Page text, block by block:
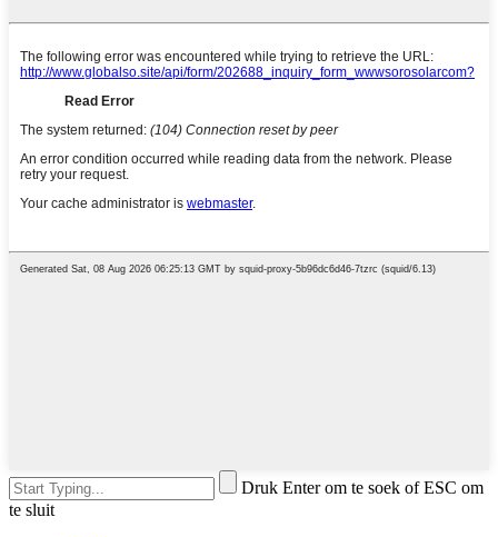
Druk Enter om te soek of ESC om
te sluit